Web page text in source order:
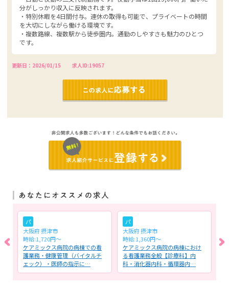
分がしっかり収入に反映されます。
・特別休暇を4日間付与。連休の取得も可能で、プライベートの時間
を大切にしながら働ける環境です。
・複数路線、複数駅から徒歩圏内。通勤のしやすさも魅力のひとつ
です。
更新日：2026/01/15 求人ID:19057
パ
大阪府 摂津市
時給:1,720円～
ケアミックス病院の病棟での看
護業務・健康管理（バイタルチ
ェック）・医師の指示に…
パ
大阪府 摂津市
時給:1,360円〜
ケアミックス病院の病棟におけ
る看護業務全般【診療科】内
科・消化器内科・循環器内…